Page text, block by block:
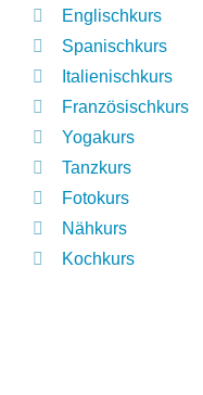
Englischkurs
Spanischkurs
Italienischkurs
Französischkurs
Yogakurs
Tanzkurs
Fotokurs
Nähkurs
Kochkurs